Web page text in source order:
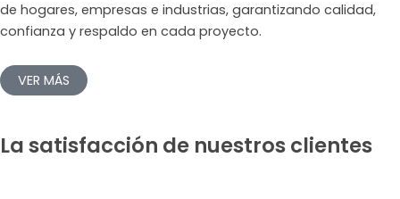
de hogares, empresas e industrias, garantizando calidad,
confianza y respaldo en cada proyecto.
VER MÁS
La satisfacción de nuestros clientes